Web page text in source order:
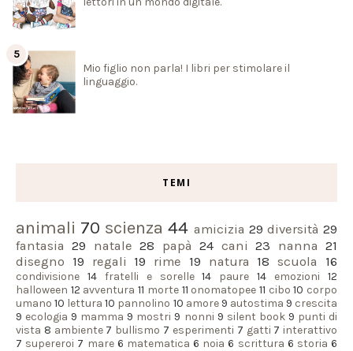
Mio figlio non parla! I libri per stimolare il
linguaggio.
TEMI
animali 70 scienza 44 amicizia 29 diversità 29
fantasia
29 natale 28 papà 24 cani 23 nanna 21
disegno
19 regali 19 rime 19 natura 18 scuola 16
condivisione 14 fratelli e sorelle 14 paure 14 emozioni
12
halloween 12 avventura 11 morte 11 onomatopee 11 cibo 10 corpo
umano 10 lettura 10 pannolino 10 amore 9 autostima 9 crescita
9 ecologia 9 mamma 9 mostri 9 nonni 9 silent book 9 punti di
vista 8 ambiente 7 bullismo 7 esperimenti 7 gatti 7 interattivo
7 supereroi 7 mare 6 matematica 6 noia 6 scrittura 6 storia 6